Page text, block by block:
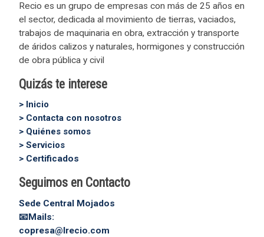
Recio es un grupo de empresas con más de 25 años en
el sector, dedicada al movimiento de tierras, vaciados,
trabajos de maquinaria en obra, extracción y transporte
de áridos calizos y naturales, hormigones y construcción
de obra pública y civil
Quizás te interese
> Inicio
> Contacta con nosotros
> Quiénes somos
> Servicios
> Certificados
Seguimos en Contacto
Sede Central Mojados
📧Mails:
copresa@lrecio.com